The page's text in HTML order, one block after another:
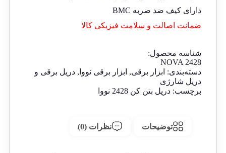
دارای کیف ضد ضربه BMC
ضمانت اصالت و سلامت فیزیکی کالا
شناسه محصول:
NOVA 2428
دسته‌بندی: ابزار برقی, ابزار برقی نووا , دریل برقی و
دریل شارژی
برچسب: دریل بتن کن 2428 نووا
توضیحات نظرات (0)